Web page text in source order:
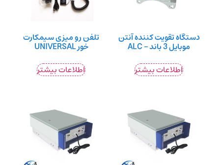
دستگاه تقویت کننده آنتن
موبایل 3 باند – ALC
اطلاعات بیشتر
تلفن رو میزی سیمکارت
خور UNIVERSAL
اطلاعات بیشتر